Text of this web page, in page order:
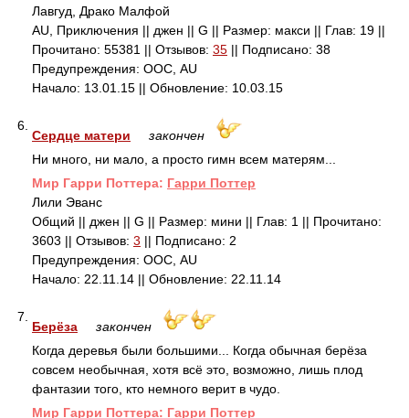
Лавгуд, Драко Малфой
AU, Приключения || джен || G || Размер: макси || Глав: 19 ||
Прочитано: 55381 || Отзывов: 35 || Подписано: 38
Предупреждения: ООС, AU
Начало: 13.01.15 || Обновление: 10.03.15
6.
Сердце матери
закончен
Ни много, ни мало, а просто гимн всем матерям...
Mир Гарри Поттера: Гарри Поттер
Лили Эванс
Общий || джен || G || Размер: мини || Глав: 1 || Прочитано:
3603 || Отзывов: 3 || Подписано: 2
Предупреждения: ООС, AU
Начало: 22.11.14 || Обновление: 22.11.14
7.
Берёза
закончен
Когда деревья были большими... Когда обычная берёза
совсем необычная, хотя всё это, возможно, лишь плод
фантазии того, кто немного верит в чудо.
Mир Гарри Поттера: Гарри Поттер